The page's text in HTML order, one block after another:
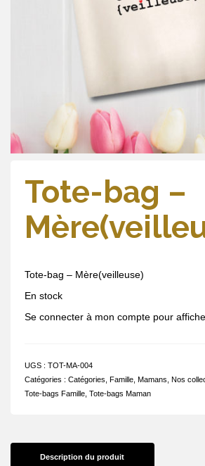
Tote-bag –
Tote-bag – Mère(veilleuse)
En stock
Se connecter à mon compte pour
UGS : TOT-MA-004
Catégories : Catégories Famille Mamans Nos
Tote-bags Famille Tote-bags Maman
Description du produit